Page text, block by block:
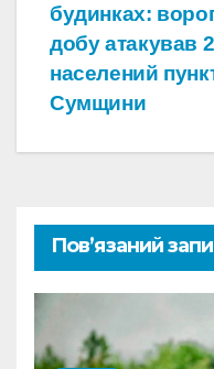
будинках:
добу атакував
населений
Сумщини
Пов’язаний